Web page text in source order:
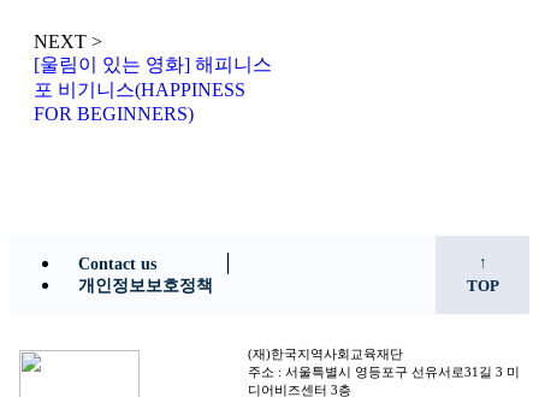
NEXT >
[울림이 있는 영화] 해피니스
포 비기니스(HAPPINESS
FOR BEGINNERS)
Contact us
개인정보보호정책
↑
TOP
(재)한국지역사회교육재단
주소 : 서울특별시 영등포구 선유서로31길 3 미
디어비즈센터 3층